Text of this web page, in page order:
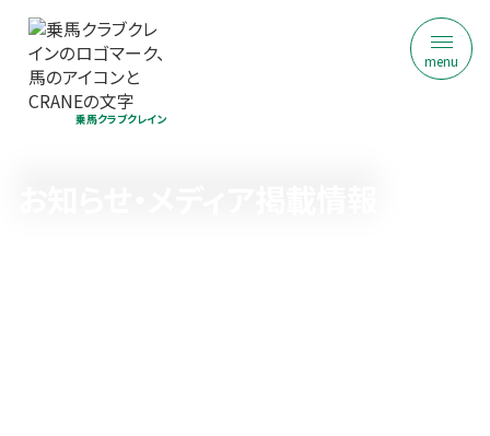
乗馬クラブクレイン
menu